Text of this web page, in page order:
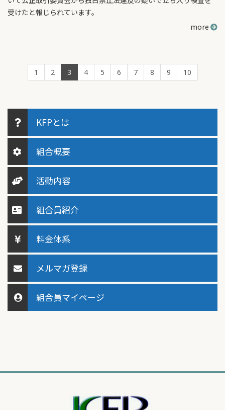
受けたと報じられています。
more
1 2 3 4 5 6 7 8 9 10
KFPとは
組合概要
活動内容
組合員紹介
料金体系
メルマガ登録
組合員マイページ